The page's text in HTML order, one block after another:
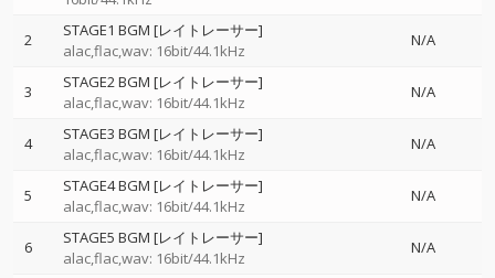
2
STAGE1 BGM [レイトレーサー]
alac,flac,wav: 16bit/44.1kHz
N/A
3
STAGE2 BGM [レイトレーサー]
alac,flac,wav: 16bit/44.1kHz
N/A
4
STAGE3 BGM [レイトレーサー]
alac,flac,wav: 16bit/44.1kHz
N/A
5
STAGE4 BGM [レイトレーサー]
alac,flac,wav: 16bit/44.1kHz
N/A
6
STAGE5 BGM [レイトレーサー]
alac,flac,wav: 16bit/44.1kHz
N/A